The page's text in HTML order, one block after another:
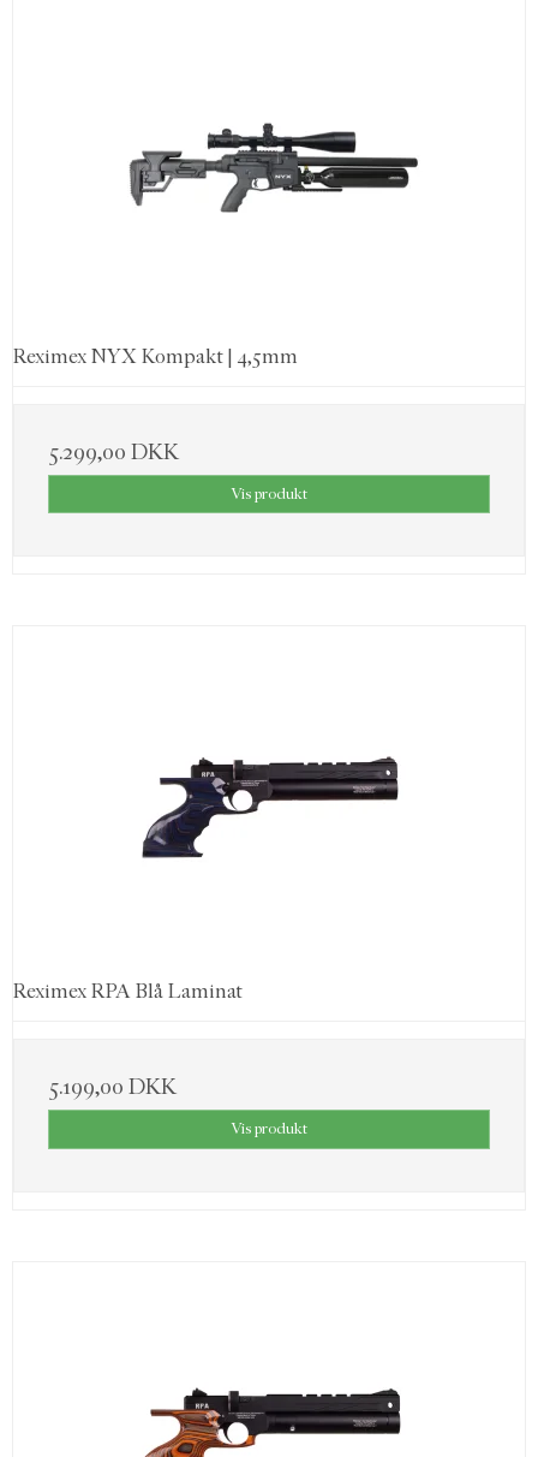
Reximex NYX Kompakt | 4,5mm
5.299,00 DKK
Vis produkt
Reximex RPA Blå Laminat
5.199,00 DKK
Vis produkt